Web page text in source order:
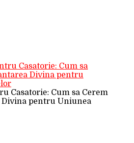
Casatorie: Cum sa Cerem
pentru Uniunea